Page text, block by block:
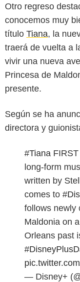
Otro regreso
conocemos muy
título Tiana, la
traerá de vuelta a
vivir una nueva
Princesa de
presente.
Según se ha
directora y
#Tiana
long-form
written by
comes to
follows newly
Maldonia on
Orleans past
— Disney+